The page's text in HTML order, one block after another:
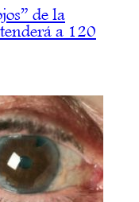
de la
a 120